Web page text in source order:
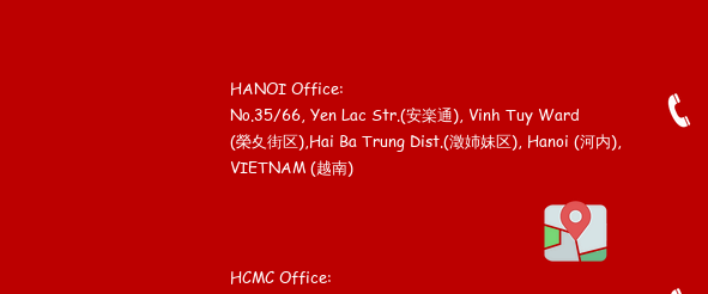
HANOI Office:
No.35/66, Yen Lac Str.(安楽通), Vinh Tuy Ward
(榮夊街区),Hai Ba Trung Dist.(澂姉妹区), Hanoi (河内),
VIETNAM (越南)
HCMC Office: